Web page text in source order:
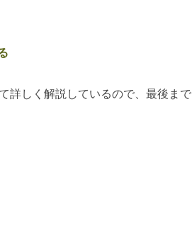
詳しく解説しているので、最後まで